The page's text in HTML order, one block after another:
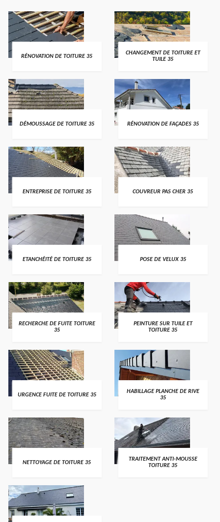
RÉNOVATION DE TOITURE 35
CHANGEMENT DE TOITURE ET
TUILE 35
DÉMOUSSAGE DE TOITURE 35 RÉNOVATION DE FAÇADES 35
ENTREPRISE DE TOITURE 35 COUVREUR PAS CHER 35
ETANCHÉITÉ DE TOITURE 35 POSE DE VELUX 35
RECHERCHE DE FUITE TOITURE
35
PEINTURE SUR TUILE ET
TOITURE 35
URGENCE FUITE DE TOITURE 35
HABILLAGE PLANCHE DE RIVE
35
NETTOYAGE DE TOITURE 35
TRAITEMENT ANTI-MOUSSE
TOITURE 35